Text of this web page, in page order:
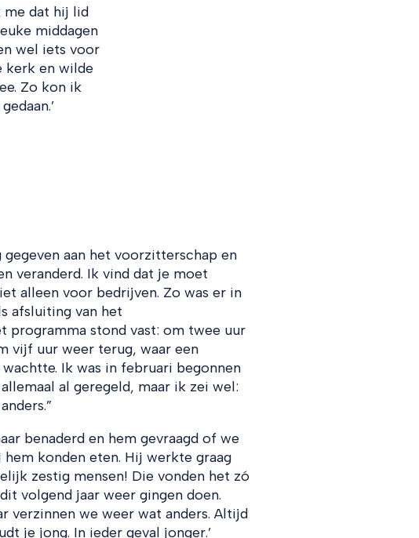
me dat hij lid
middagen
wel iets voor
kerk en wilde
Zo kon ik
aan het voorzitterschap en
veranderd. Ik vind dat je moet
alleen voor bedrijven. Zo was er in
afsluiting van het
programma stond vast: om twee uur
vijf uur weer terug, waar een
Ik was in februari begonnen
al geregeld, maar ik zei wel:
benaderd en hem gevraagd of we
konden eten. Hij werkte graag
zestig mensen! Die vonden het zó
volgend jaar weer gingen doen.
verzinnen we weer wat anders. Altijd
je jong. In ieder geval jonger.’